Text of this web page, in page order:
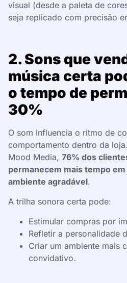
visual (desde a paleta de
seja replicado com precisão
2. Sons que
música certa
o tempo de
30%
O som influencia o ritmo de
comportamento dentro da
Mood Media, 76% dos
permanecem mais tempo
ambiente agradável.
A trilha sonora certa pode:
Estimular compras por
Refletir a personalidade
Criar um ambiente mais
convidativo.